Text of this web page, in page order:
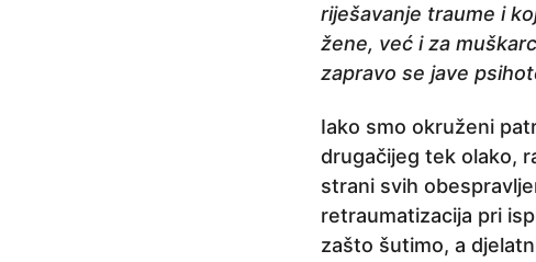
riješavanje traume i
žene, već i za
zapravo se jave
Iako smo okruženi
drugačijeg tek olako,
strani svih
retraumatizacija pri
zašto šutimo, a